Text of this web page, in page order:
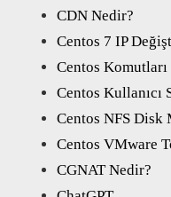
CDN Nedir?
Centos 7 IP
Centos Komutları
Centos Kullanıcı
Centos NFS Disk
Centos VMware
CGNAT Nedir?